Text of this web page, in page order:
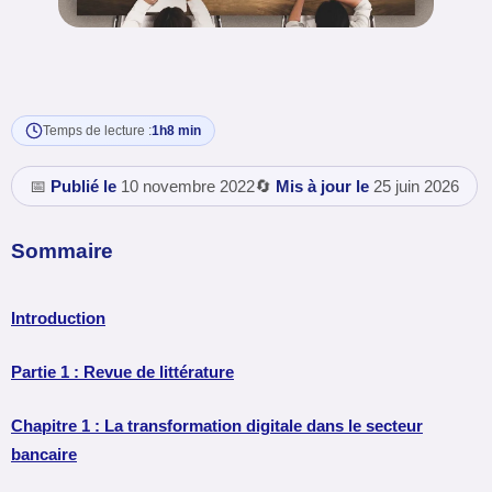
Temps de lecture :1h8 min
📅 Publié le 10 novembre 2022🔄 Mis à jour le 25 juin 2026
Sommaire
Introduction
Partie 1 : Revue de littérature
Chapitre 1 : La transformation digitale dans le secteur
bancaire